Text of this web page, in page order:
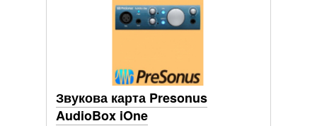
Звукова карта Presonus
AudioBox iOne